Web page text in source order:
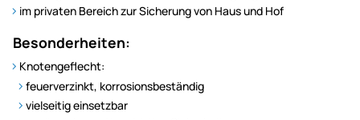
im privaten Bereich zur Sicherung von Haus und Hof
Besonderheiten:
Knotengeflecht:
feuerverzinkt, korrosionsbeständig
vielseitig einsetzbar